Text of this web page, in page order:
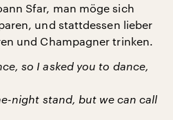
Sfar, man möge sich
und stattdessen lieber
und Champagner trinken.
so I asked you to dance,
night stand, but we can call